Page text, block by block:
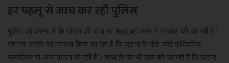
हर पहलू से जांच कर रही पुलिस
पुलिस का कहना है कि मामले की जांच हर पहलू को ध्यान में रखकर की जा रही है।
यह पता लगाने का प्रयास किया जा रहा है कि घटना के पीछे कोई पारिवारिक,
सामाजिक या अन्य कारण तो नहीं है। साथ ही यह भी जांच की जा रही है कि घटना